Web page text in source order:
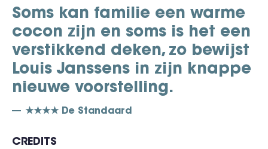
Soms kan familie een warme
cocon zijn en soms is het een
verstikkend deken, zo bewijst
Louis Janssens in zijn knappe
nieuwe voorstelling.
★★★★ De Standaard
CREDITS